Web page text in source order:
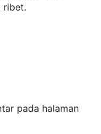
ribet.
pada halaman